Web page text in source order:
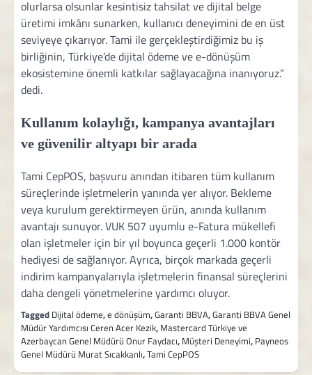
olurlarsa olsunlar kesintisiz tahsilat ve dijital belge
üretimi imkânı sunarken, kullanıcı deneyimini de en üst
seviyeye çıkarıyor. Tami ile gerçekleştirdiğimiz bu iş
birliğinin, Türkiye’de dijital ödeme ve e-dönüşüm
ekosistemine önemli katkılar sağlayacağına inanıyoruz.”
dedi.
Kullanım kolaylığı, kampanya avantajları
ve güvenilir altyapı bir arada
Tami CepPOS, başvuru anından itibaren tüm kullanım
süreçlerinde işletmelerin yanında yer alıyor. Bekleme
veya kurulum gerektirmeyen ürün, anında kullanım
avantajı sunuyor. VUK 507 uyumlu e-Fatura mükellefi
olan işletmeler için bir yıl boyunca geçerli 1.000 kontör
hediyesi de sağlanıyor. Ayrıca, birçok markada geçerli
indirim kampanyalarıyla işletmelerin finansal süreçlerini
daha dengeli yönetmelerine yardımcı oluyor.
Tagged Dijital ödeme,e dönüşüm,Garanti BBVA,Garanti BBVA Genel
Müdür Yardımcısı Ceren Acer Kezik, Mastercard Türkiye ve
Azerbaycan Genel Müdürü Onur Faydacı, Müşteri Deneyimi, Payneos
Genel Müdürü Murat Sıcakkanlı,Tami CepPOS